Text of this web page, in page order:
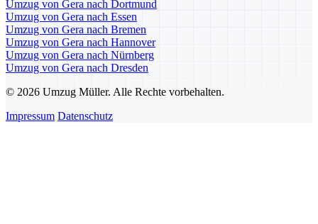
Umzug von Gera nach Dortmund
Umzug von Gera nach Essen
Umzug von Gera nach Bremen
Umzug von Gera nach Hannover
Umzug von Gera nach Nürnberg
Umzug von Gera nach Dresden
© 2026 Umzug Müller. Alle Rechte vorbehalten.
Impressum Datenschutz